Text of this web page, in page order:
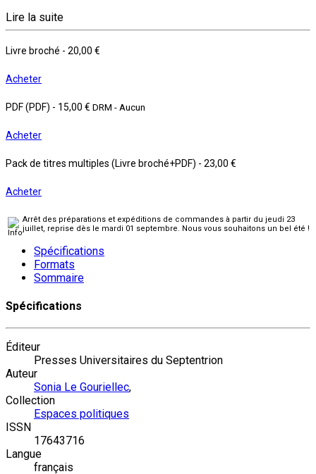
Lire la suite
Livre broché - 20,00 €
Acheter
PDF (PDF) - 15,00 € DRM - Aucun
Acheter
Pack de titres multiples (Livre broché+PDF) - 23,00 €
Acheter
Arrêt des préparations et expéditions de commandes à partir du jeudi 23
juillet, reprise dès le mardi 01 septembre. Nous vous souhaitons un bel été !
Spécifications
Formats
Sommaire
Spécifications
Éditeur
Presses Universitaires du Septentrion
Auteur
Sonia Le Gouriellec,
Collection
Espaces politiques
ISSN
17643716
Langue
français